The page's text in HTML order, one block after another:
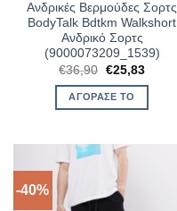
Ανδρικές Βερμούδες Σορτς
BodyTalk Bdtkm Walkshort
Ανδρικό Σορτς
(9000073209_1539)
€36,90 Original
price
was:
€36,90.
€25,83Η
ΑΓΌΡΑΣΈ ΤΟ
-40%